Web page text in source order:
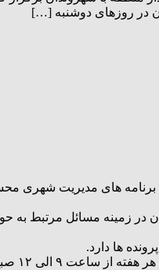
در روزهای دوشنبه […]
برنامه های مدیریت
زمینه مسائل مرتبط به
ها دارد.
یک برگزار می شود.